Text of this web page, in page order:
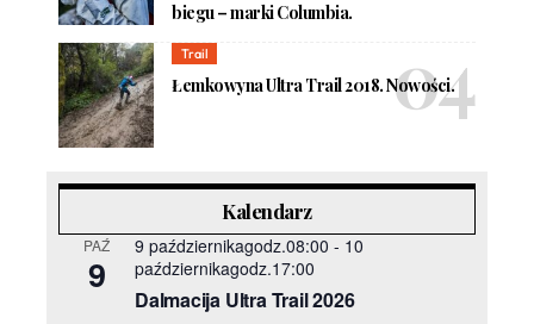
biegu – marki Columbia.
Trail
Łemkowyna Ultra Trail 2018. Nowości.
Kalendarz
PAŹ
9
9 październikagodz.08:00 - 10
październikagodz.17:00
Dalmacija Ultra Trail 2026